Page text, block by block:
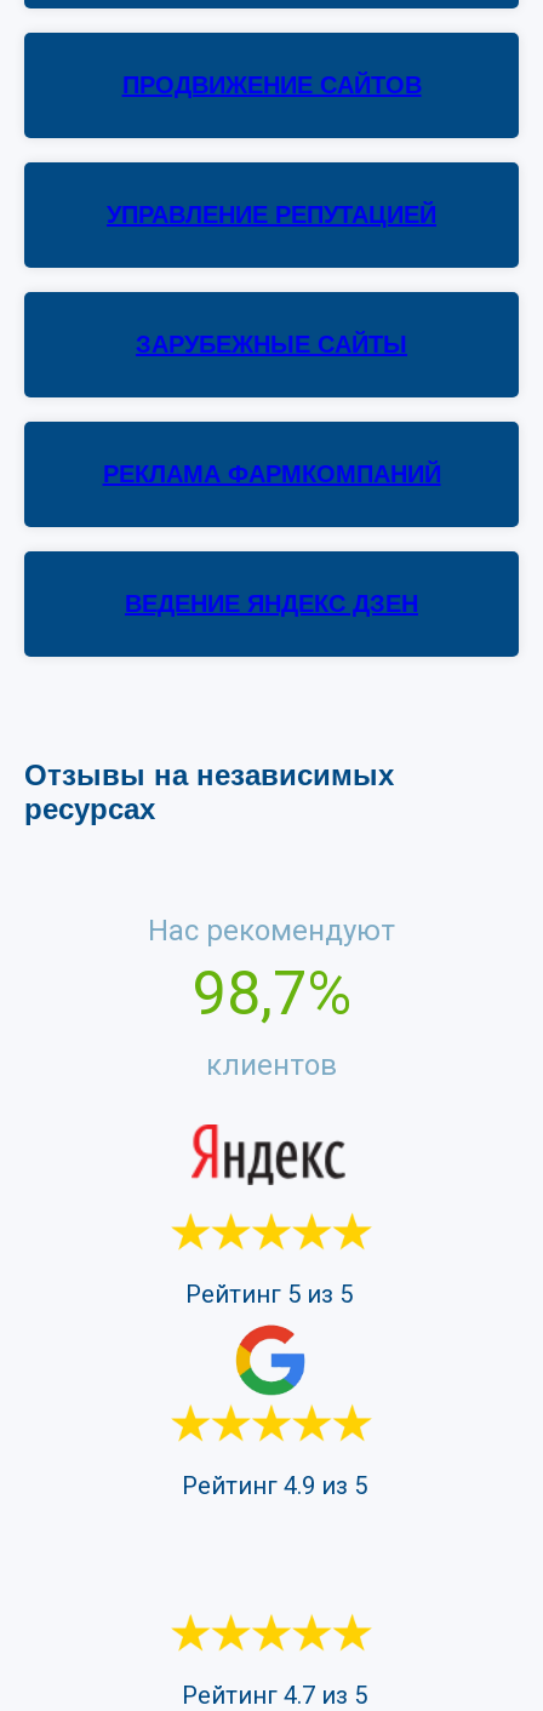
ПРОДВИЖЕНИЕ САЙТОВ
УПРАВЛЕНИЕ РЕПУТАЦИЕЙ
ЗАРУБЕЖНЫЕ САЙТЫ
РЕКЛАМА ФАРМКОМПАНИЙ
ВЕДЕНИЕ ЯНДЕКС ДЗЕН
Отзывы на независимых
ресурсах
Рейтинг 4.7 из 5
Рейтинг 4.9 из 5
Рейтинг 5 из 5
Нас рекомендуют
клиентов
98,7%